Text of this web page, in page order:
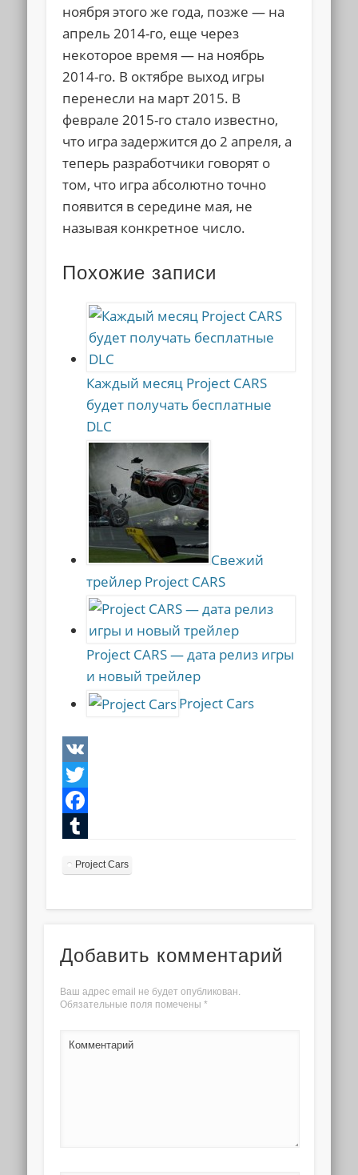
ноября этого же года, позже — на
апрель 2014-го, еще через
некоторое время — на ноябрь
2014-го. В октябре выход игры
перенесли на март 2015. В
феврале 2015-го стало известно,
что игра задержится до 2 апреля, а
теперь разработчики говорят о
том, что игра абсолютно точно
появится в середине мая, не
называя конкретное число.
Похожие записи
Каждый месяц Project CARS
будет получать бесплатные
DLC
Свежий
трейлер Project CARS
Project CARS — дата релиз игры
и новый трейлер
Project Cars
VK
Twitter
Facebook
Project Cars
Добавить комментарий
Ваш адрес email не будет опубликован.
Обязательные поля помечены *
Комментарий